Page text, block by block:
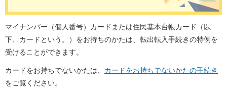
マイナンバー（個人番号）カードまたは住民基本台帳カード（以
下、カードという。）をお持ちのかたは、転出転入手続きの特例を
受けることができます。
カードをお持ちでないかたは、 カードをお持ちでないかたの手続き
をご覧ください。